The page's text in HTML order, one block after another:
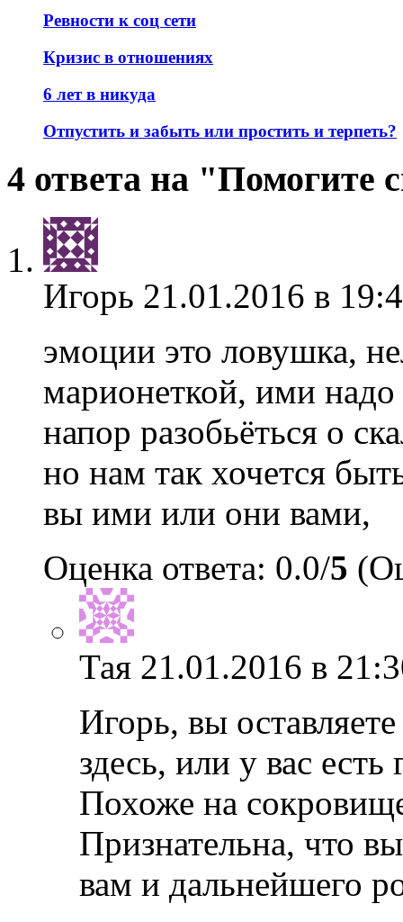
Ревности к соц сети
Кризис в отношениях
6 лет в никуда
Отпустить и забыть или простить и терпеть?
4 ответа на "Помогите
Игорь 21.01.2016 в
эмоции это ловушка,
марионеткой, ими
напор разобьёться о
но нам так хочется
вы ими или они вами,
Оценка ответа: 0.0/5
Тая 21.01.2016 в
Игорь, вы
здесь, или у вас
Похоже на
Признательна, что
вам и дальнейшего